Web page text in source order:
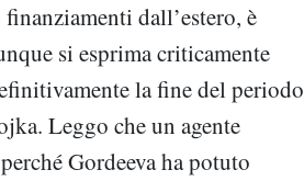
dall’estero, è
si esprima criticamente
la fine del periodo
Leggo che un agente
Gordeeva ha potuto